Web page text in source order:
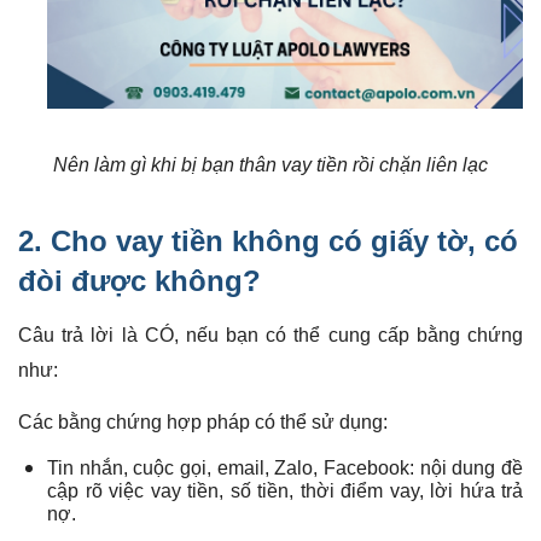
Nên làm gì khi bị bạn thân vay tiền rồi chặn liên lạc
2. Cho vay tiền không có giấy tờ, có
đòi được không?
Câu trả lời là CÓ, nếu bạn có thể cung cấp bằng chứng
như:
Các bằng chứng hợp pháp có thể sử dụng:
Tin nhắn, cuộc gọi, email, Zalo, Facebook: nội dung đề
cập rõ việc vay tiền, số tiền, thời điểm vay, lời hứa trả
nợ.